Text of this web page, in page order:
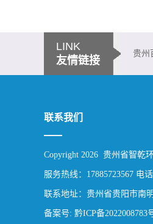
LINK
友情链接
贵州
联系我们
Copyright 2026 贵州省智乾
服务热线：17885723567 电
联系地址：贵州省贵阳市南
备案号: 黔ICP备2022008783